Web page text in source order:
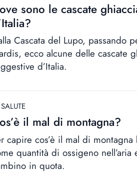
sono le cascate
Cascata del Lupo, passando
ecco alcune delle cascate
d’Italia.
SALUTE
il mal di montagna?
capire cos’è il mal di
quantità di ossigeno nell’aria
in quota.